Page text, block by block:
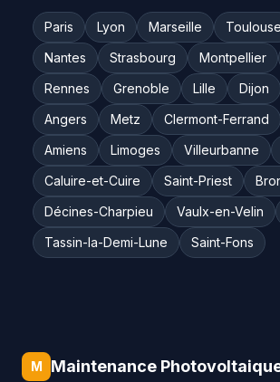
Paris Lyon Marseille Toulouse
Nantes
Strasbourg Montpellier
Rennes
Grenoble Lille Dijon
Angers
Metz Clermont-Ferrand
Amiens
Limoges Villeurbanne
Caluire-et-Cuire
Saint-Priest
Décines-Charpieu
Vaulx-en-Velin
Tassin-la-Demi-Lune
Saint-Fons
M Maintenance